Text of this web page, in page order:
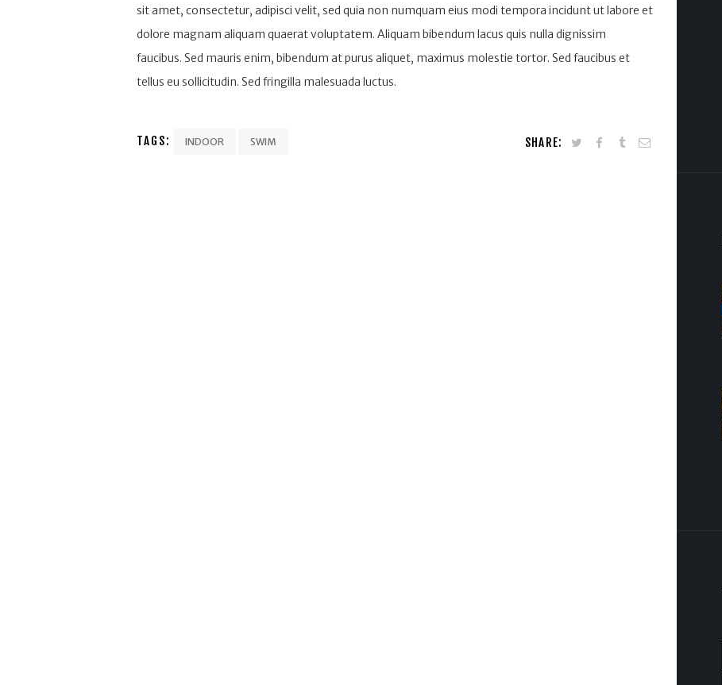
sit amet, consectetur, adipisci velit, sed quia non numquam eius modi tempora incidunt ut labore et
dolore magnam aliquam quaerat voluptatem. Aliquam bibendum lacus quis nulla dignissim
faucibus. Sed mauris enim, bibendum at purus aliquet, maximus molestie tortor. Sed faucibus et
tellus eu sollicitudin. Sed fringilla malesuada luctus.
TAGS: INDOOR SWIM SHARE: